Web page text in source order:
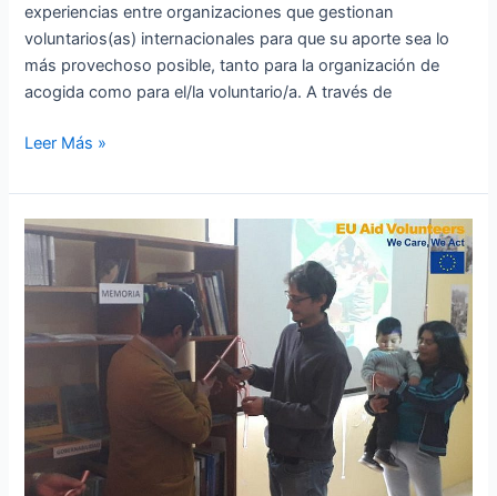
experiencias entre organizaciones que gestionan
voluntarios(as) internacionales para que su aporte sea lo
más provechoso posible, tanto para la organización de
acogida como para el/la voluntario/a. A través de
Leer Más »
Lorenzo
Villani
(Italia)
Abancay